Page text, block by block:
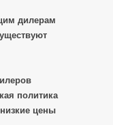
дилерам
политика
цены